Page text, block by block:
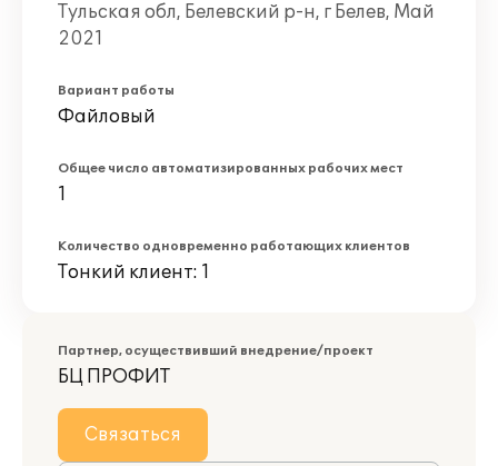
Тульская обл, Белевский р-н, г Белев, Май
2021
Вариант работы
Файловый
Общее число автоматизированных рабочих мест
1
Количество одновременно работающих клиентов
Тонкий клиент: 1
Партнер, осуществивший внедрение/проект
БЦ ПРОФИТ
Связаться